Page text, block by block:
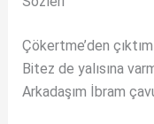
Çökertme’den
Bitez de yalısına
Arkadaşım İbram